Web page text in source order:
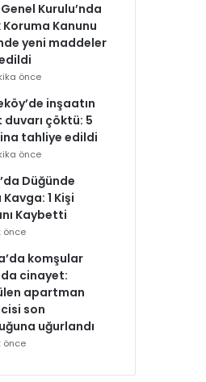
Kurulu’nda
Koruma Kanunu
yeni maddeler
önce
inşaatın
çöktü: 5
tahliye edildi
önce
Düğünde
Kavga: 1 Kişi
Kaybetti
önce
komşular
cinayet:
apartman
son
uğurlandı
önce